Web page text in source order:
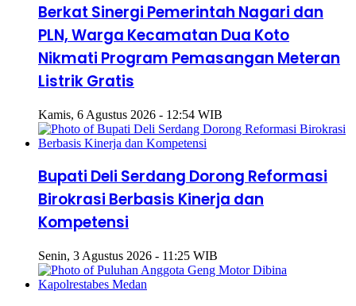
Berkat Sinergi Pemerintah Nagari dan
PLN, Warga Kecamatan Dua Koto
Nikmati Program Pemasangan Meteran
Listrik Gratis
Kamis, 6 Agustus 2026 - 12:54 WIB
Bupati Deli Serdang Dorong Reformasi
Birokrasi Berbasis Kinerja dan
Kompetensi
Senin, 3 Agustus 2026 - 11:25 WIB